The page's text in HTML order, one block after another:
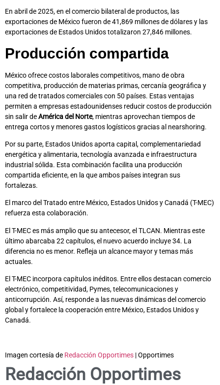
En abril de 2025, en el comercio bilateral de productos, las
exportaciones de México fueron de 41,869 millones de dólares y las
exportaciones de Estados Unidos totalizaron 27,846 millones.
Producción compartida
México ofrece costos laborales competitivos, mano de obra
competitiva, producción de materias primas, cercanía geográfica y
una red de tratados comerciales con 50 países. Estas ventajas
permiten a empresas estadounidenses reducir costos de producción
sin salir deAmérica del Norte, mientras aprovechan tiempos de
entrega cortos y menores gastos logísticos gracias al nearshoring.
Por su parte, Estados Unidos aporta capital, complementariedad
energética y alimentaria, tecnología avanzada e infraestructura
industrial sólida. Esta combinación facilita una producción
compartida eficiente, en la que ambos países integran sus
fortalezas.
El marco del Tratado entre México, Estados Unidos y Canadá (T-MEC)
refuerza esta colaboración.
El T-MEC es más amplio que su antecesor, el TLCAN. Mientras este
último abarcaba 22 capítulos, el nuevo acuerdo incluye 34. La
diferencia no es menor. Refleja un alcance mayor y temas más
actuales.
El T-MEC incorpora capítulos inéditos. Entre ellos destacan comercio
electrónico, competitividad, Pymes, telecomunicaciones y
anticorrupción. Así, responde a las nuevas dinámicas del comercio
global y fortalece la cooperación entre México, Estados Unidos y
Canadá.
Imagen cortesía de Redacción Opportimes | Opportimes
Redacción Opportimes